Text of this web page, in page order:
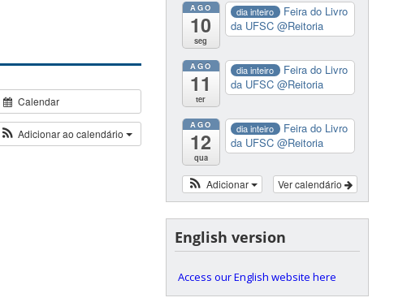
Calendar
Adicionar ao calendário
AGO
10
seg
dia inteiro
Feira do Livro
da UFSC @Reitoria
AGO
11
ter
dia inteiro
Feira do Livro
da UFSC @Reitoria
AGO
12
qua
dia inteiro
Feira do Livro
da UFSC @Reitoria
Ver calendário
Adicionar
English version
Access our English website here